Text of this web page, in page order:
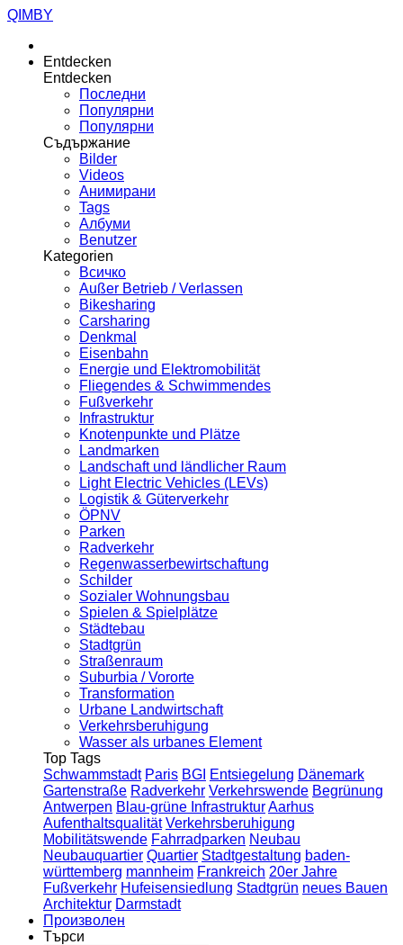
QIMBY
Entdecken
Entdecken
Последни
Популярни
Популярни
Съдържание
Bilder
Videos
Анимирани
Tags
Албуми
Benutzer
Kategorien
Всичко
Außer Betrieb / Verlassen
Bikesharing
Carsharing
Denkmal
Eisenbahn
Energie und Elektromobilität
Fliegendes & Schwimmendes
Fußverkehr
Infrastruktur
Knotenpunkte und Plätze
Landmarken
Landschaft und ländlicher Raum
Light Electric Vehicles (LEVs)
Logistik & Güterverkehr
ÖPNV
Parken
Radverkehr
Regenwasserbewirtschaftung
Schilder
Sozialer Wohnungsbau
Spielen & Spielplätze
Städtebau
Stadtgrün
Straßenraum
Suburbia / Vororte
Transformation
Urbane Landwirtschaft
Verkehrsberuhigung
Wasser als urbanes Element
Top Tags
Schwammstadt Paris BGI Entsiegelung Dänemark
Gartenstraße Radverkehr Verkehrswende Begrünung
Antwerpen Blau-grüne InfrastrukturAarhus
Aufenthaltsqualität Verkehrsberuhigung
Mobilitätswende Fahrradparken Neubau
Neubauquartier Quartier Stadtgestaltung baden-
württemberg mannheim Frankreich 20er Jahre
Fußverkehr Hufeisensiedlung Stadtgrün neues Bauen
Architektur Darmstadt
Произволен
Търси